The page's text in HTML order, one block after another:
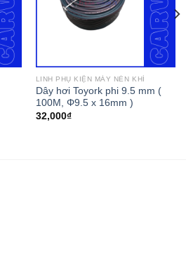
LINH PHỤ KIỆN MÁY NÉN KHÍ
Dây hơi Toyork phi 9.5 mm (
100M, Φ9.5 x 16mm )
32,000₫